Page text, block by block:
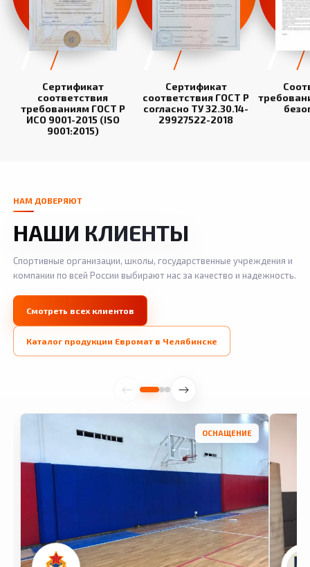
Сертификат
соответствия
требованиям ГОСТ Р
ИСО 9001-2015 (ISO
9001:2015)
Сертификат
соответствия ГОСТ Р
согласно ТУ 32.30.14-
29927522-2018
НАМ ДОВЕРЯЮТ
НАШИ КЛИЕНТЫ
Спортивные организации, школы, государственные учреждения и
компании по всей России выбирают нас за качество и надежность.
Смотреть всех клиентов
Каталог продукции Евромат в Челябинске
ОСНАЩЕНИЕ